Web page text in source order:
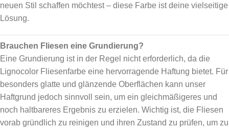
neuen Stil schaffen möchtest – diese Farbe ist deine vielseitige
Lösung.
Brauchen Fliesen eine Grundierung?
Eine Grundierung ist in der Regel nicht erforderlich, da die
Lignocolor Fliesenfarbe eine hervorragende Haftung bietet. Für
besonders glatte und glänzende Oberflächen kann unser
Haftgrund jedoch sinnvoll sein, um ein gleichmäßigeres und
noch haltbareres Ergebnis zu erzielen. Wichtig ist, die Fliesen
vorab gründlich zu reinigen und ihren Zustand zu prüfen, um zu